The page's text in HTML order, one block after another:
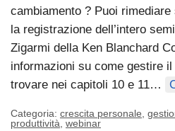
cambiamento ? Puoi
la registrazione dell’intero
Zigarmi della Ken Blanchard
informazioni su come gestire
trovare nei capitoli 10 e 11…
Categoria: crescita personale
produttività webinar